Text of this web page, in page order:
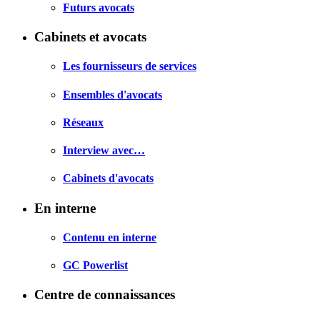
Futurs avocats
Cabinets et avocats
Les fournisseurs de services
Ensembles d'avocats
Réseaux
Interview avec…
Cabinets d'avocats
En interne
Contenu en interne
GC Powerlist
Centre de connaissances